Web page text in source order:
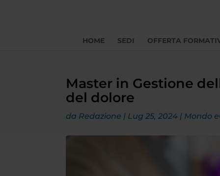
HOME SEDI OFFERTA
Master in Gestione
del dolore
da Redazione | Lug 25, 2024 | Mondo